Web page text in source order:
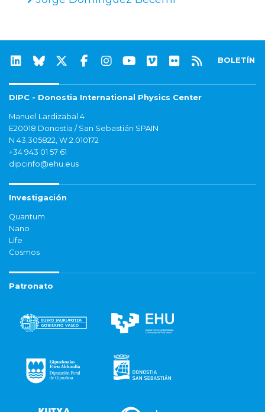
BOLETÍN
DIPC - Donostia International Physics Center
Manuel Lardizabal 4
E20018 Donostia / San Sebastián SPAIN
N 43.305822, W 2.010172
+34 943 01 57 61
dipcinfo@ehu.eus
Investigación
Quantum
Nano
Life
Cosmos
Patronato